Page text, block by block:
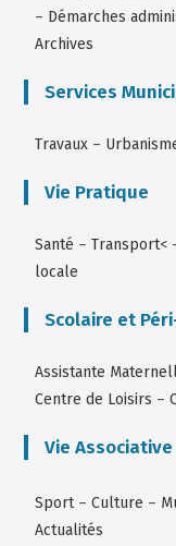
– Démarches
Archives
Services
Travaux –
Vie Pratique
Santé –Transport<
locale
Scolaire et
Assistante
Centre de Loisirs –
Vie Associative
Sport –Culture –
Actualités